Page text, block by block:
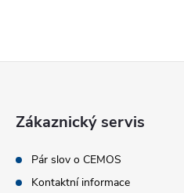
Zákaznický servis
Pár slov o CEMOS
Kontaktní informace